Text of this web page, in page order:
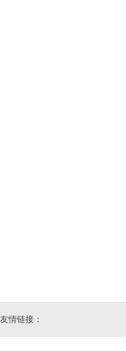
友情链接：